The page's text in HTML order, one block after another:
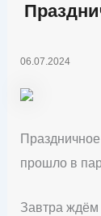
06.07.2024
прошло в
Завтра ждём